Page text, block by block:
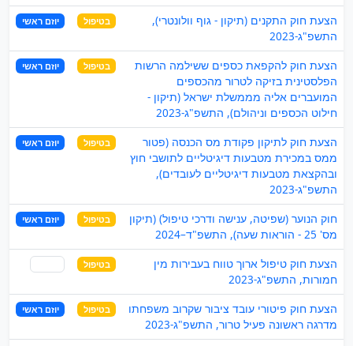
הצעת חוק התקנים (תיקון - גוף וולונטרי),
התשפ"ג-2023
בטיפול יוזם ראשי
הצעת חוק להקפאת כספים ששילמה הרשות
הפלסטינית בזיקה לטרור מהכספים
המועברים אליה מממשלת ישראל (תיקון -
חילוט הכספים וניהולם), התשפ"ג-2023
בטיפול יוזם ראשי
הצעת חוק לתיקון פקודת מס הכנסה (פטור
ממס במכירת מטבעות דיגיטליים לתושבי חוץ
ובהקצאת מטבעות דיגיטליים לעובדים),
התשפ"ג-2023
בטיפול יוזם ראשי
חוק הנוער (שפיטה, ענישה ודרכי טיפול) (תיקון
מס' 25 - הוראות שעה), התשפ"ד–2024
בטיפול יוזם ראשי
הצעת חוק טיפול ארוך טווח בעבירות מין
חמורות, התשפ"ג-2023
בטיפול
הצעת חוק פיטורי עובד ציבור שקרוב משפחתו
מדרגה ראשונה פעיל טרור, התשפ"ג-2023
בטיפול יוזם ראשי